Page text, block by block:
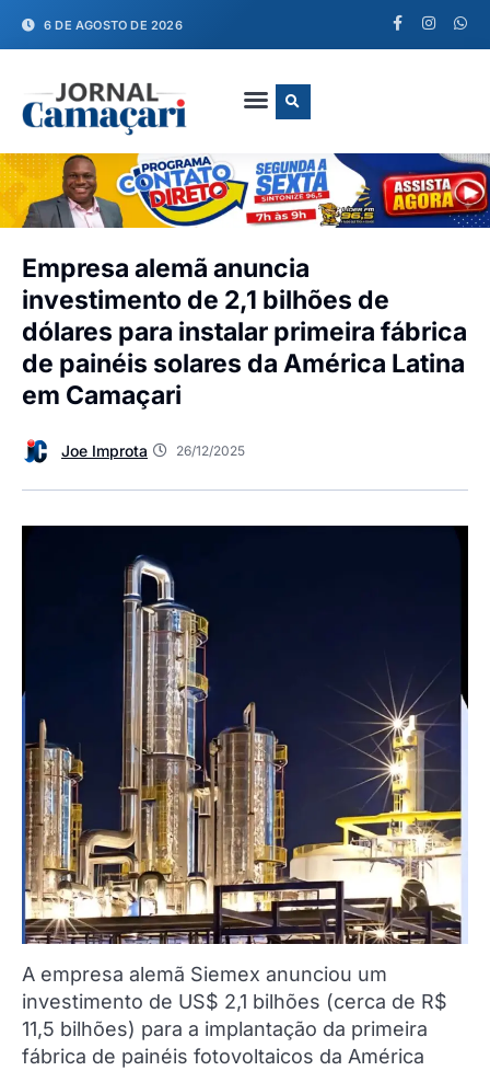
6 DE AGOSTO DE 2026
Empresa alemã anuncia
investimento de 2,1 bilhões de
dólares para instalar primeira fábrica
de painéis solares da América Latina
em Camaçari
Joe Improta 26/12/2025
A empresa alemã Siemex anunciou um
investimento de US$ 2,1 bilhões (cerca de R$
11,5 bilhões) para a implantação da primeira
fábrica de painéis fotovoltaicos da América